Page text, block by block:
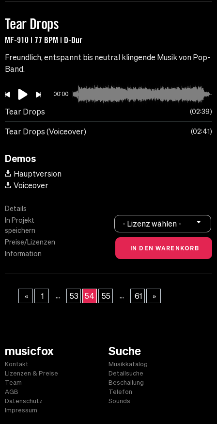
Tear Drops
MF-910 | 77 BPM | D-Dur
Freundlich, entspannt bis neutral klingende Musik von Pop-
Band.
00:00
Tear Drops 02:39
Tear Drops (Voiceover) 02:41
Demos
Hauptversion
Voiceover
Details
In Projekt
speichern
Preise/Lizenzen
Information
- Lizenz wählen -
« 1 ... 53 54 55 ... 61 »
musicfox
Kontakt
Lizenzen & Preise
Team
AGB
Datenschutz
Impressum
Suche
Musikkatalog
Detailsuche
Beschallung
Telefon
Sounds